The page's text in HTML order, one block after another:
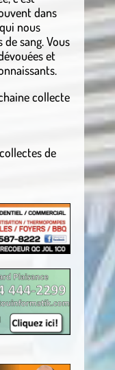
dans
nous
sang. Vous
et
collecte
de